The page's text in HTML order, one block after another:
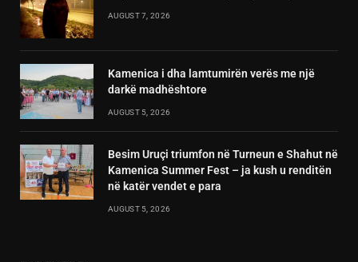
AUGUST 7, 2026
Kamenica i dha lamtumirën verës me një
darkë madhështore
AUGUST 5, 2026
Besim Uruçi triumfon në Turneun e Shahut në
Kamenica Summer Fest – ja kush u renditën
në katër vendet e para
AUGUST 5, 2026